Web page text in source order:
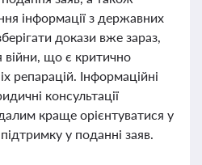
інформації з державних
докази вже зараз,
що є критично
репарацій. Інформаційні
консультації
краще орієнтуватися у
у поданні заяв.